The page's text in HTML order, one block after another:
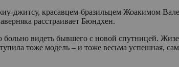
джитсу, красавцем-бразильцем Жоакимом
расстраивает Бюндхен.
видеть бывшего с новой спутницей.
тоже модель – и тоже весьма успешная,